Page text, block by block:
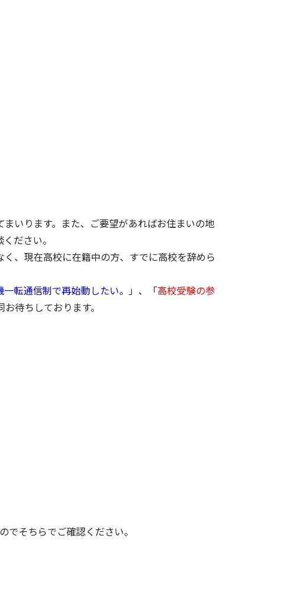
いります。また、ご要望があればお住まいの地
ださい。
、現在高校に在籍中の方、すでに高校を辞めら
転通信制で再始動したい。 」、「高校受験の参
待ちしております。
そちらでご確認ください。